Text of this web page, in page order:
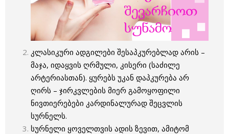
კლასიკური ადგილები შესაპკურებლად არის –
მაჯა, იდაყვის ღრმული, კისერი (საძილე
არტერიასთან). ყურებს უკან დაპკურება არ
ღირს – ჯირკვლების მიერ გამოყოფილი
ნივთიერებები კარდინალურად შეცვლის
სურნელს.
სურნელი ყოველთვის ადის ზევით, ამიტომ